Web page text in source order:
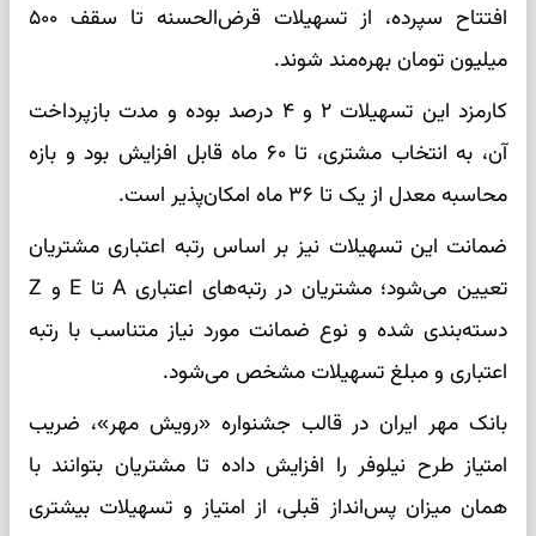
افتتاح سپرده، از تسهیلات قرض‌الحسنه تا سقف ۵۰۰
میلیون تومان بهره‌مند شوند.
کارمزد این تسهیلات ۲ و ۴ درصد بوده و مدت بازپرداخت
آن، به انتخاب مشتری، تا ۶۰ ماه قابل افزایش بود و بازه
محاسبه معدل از یک تا ۳۶ ماه امکان‌پذیر است.
ضمانت این تسهیلات نیز بر اساس رتبه اعتباری مشتریان
تعیین می‌شود؛ مشتریان در رتبه‌های اعتباری A تا E و Z
دسته‌بندی شده و نوع ضمانت مورد نیاز متناسب با رتبه
اعتباری و مبلغ تسهیلات مشخص می‌شود.
بانک مهر ایران در قالب جشنواره «رویش مهر»، ضریب
امتیاز طرح نیلوفر را افزایش داده تا مشتریان بتوانند با
همان میزان پس‌انداز قبلی، از امتیاز و تسهیلات بیشتری